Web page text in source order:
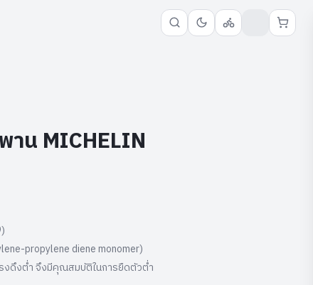
าน MICHELIN
propylene diene monomer)
งดึงตํ่า จึงมีคุณสมบัติในการยืดตัวตํ่า